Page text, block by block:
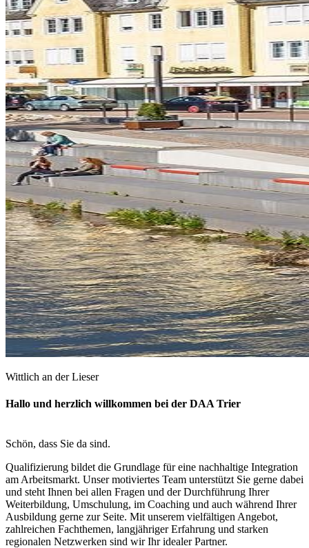
Wittlich an der Lieser
Hallo und herzlich willkommen bei der DAA Trier
Schön, dass Sie da sind.
Qualifizierung bildet die Grundlage für eine nachhaltige Integration
am Arbeitsmarkt. Unser motiviertes Team unterstützt Sie gerne dabei
und steht Ihnen bei allen Fragen und der Durchführung Ihrer
Weiterbildung, Umschulung, im Coaching und auch während Ihrer
Ausbildung gerne zur Seite. Mit unserem vielfältigen Angebot,
zahlreichen Fachthemen, langjähriger Erfahrung und starken
regionalen Netzwerken sind wir Ihr idealer Partner.